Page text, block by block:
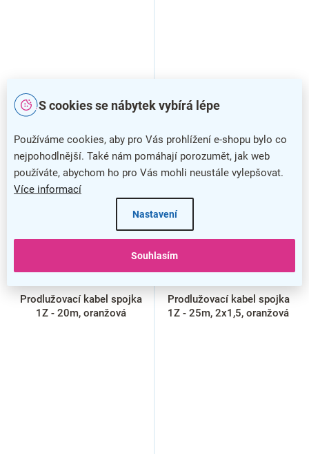
S cookies se nábytek vybírá lépe
Používáme cookies, aby pro Vás prohlížení e-shopu bylo co
nejpohodlnější. Také nám pomáhají porozumět, jak web
používáte, abychom ho pro Vás mohli neustále vylepšovat.
Více informací
Nastavení
Souhlasím
Prodlužovací kabel spojka
1Z - 20m, oranžová
Prodlužovací kabel spojka
1Z - 25m, 2x1,5, oranžová